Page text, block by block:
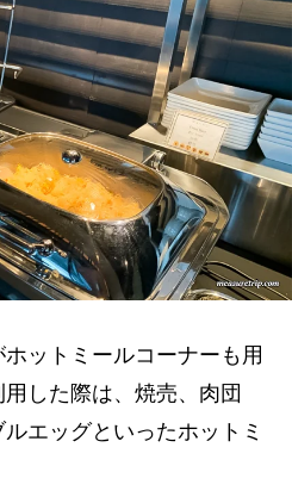
ットミールコーナーも用
した際は、焼売、肉団
エッグといったホットミ